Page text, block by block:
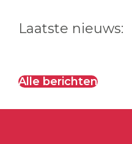
website
Laatste nieuws:
Alle berichten